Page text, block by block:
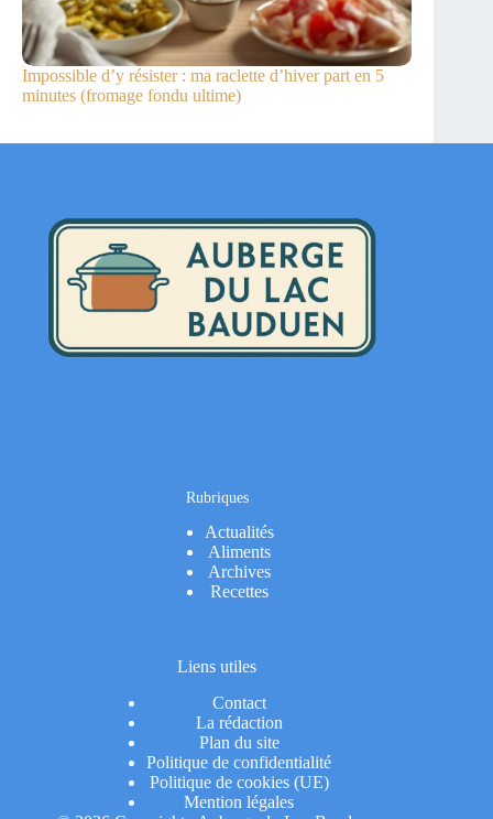
Impossible d’y résister : ma raclette d’hiver part en 5
minutes (fromage fondu ultime)
Rubriques
Actualités
Aliments
Archives
Recettes
Liens utiles
Contact
La rédaction
Plan du site
Politique de confidentialité
Politique de cookies (UE)
Mention légales